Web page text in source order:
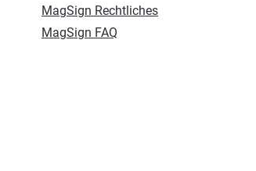
MagSign Rechtliches
MagSign FAQ